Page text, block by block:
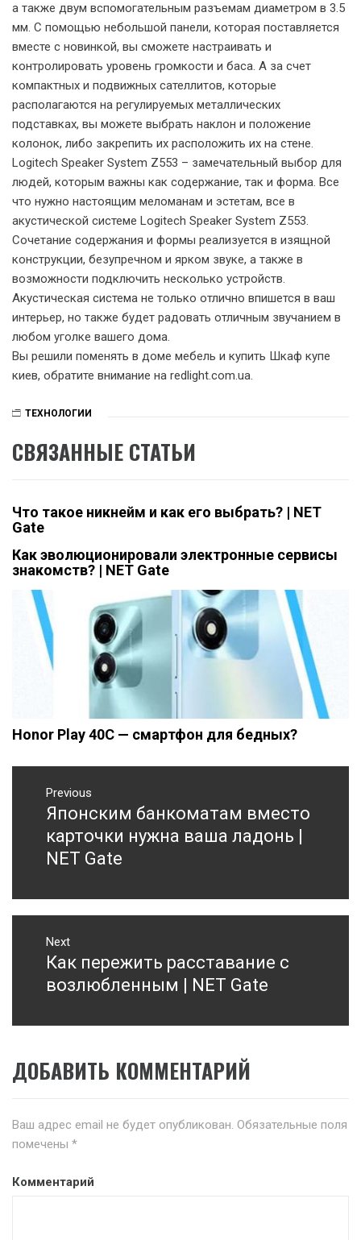
а также двум вспомогательным разъемам диаметром в 3.5
мм. С помощью небольшой панели, которая поставляется
вместе с новинкой, вы сможете настраивать и
контролировать уровень громкости и баса. А за счет
компактных и подвижных сателлитов, которые
располагаются на регулируемых металлических
подставках, вы можете выбрать наклон и положение
колонок, либо закрепить их расположить их на стене.
Logitech Speaker System Z553 – замечательный выбор для
людей, которым важны как содержание, так и форма. Все
что нужно настоящим меломанам и эстетам, все в
акустической системе Logitech Speaker System Z553.
Сочетание содержания и формы реализуется в изящной
конструкции, безупречном и ярком звуке, а также в
возможности подключить несколько устройств.
Акустическая система не только отлично впишется в ваш
интерьер, но также будет радовать отличным звучанием в
любом уголке вашего дома.
Вы решили поменять в доме мебель и купить Шкаф купе
киев, обратите внимание на redlight.com.ua.
ТЕХНОЛОГИИ
СВЯЗАННЫЕ СТАТЬИ
Что такое никнейм и как его выбрать? | NET
Gate
Как эволюционировали электронные сервисы
знакомств? | NET Gate
Honor Play 40C — смартфон для бедных?
Навигация
записям
Previous
Previous
post:
Японским банкоматам вместо
карточки нужна ваша ладонь |
NET Gate
Next
Next
post:
Как пережить расставание с
возлюбленным | NET Gate
ДОБАВИТЬ КОММЕНТАРИЙ
Ваш адрес email не будет опубликован. Обязательные поля
помечены *
Комментарий